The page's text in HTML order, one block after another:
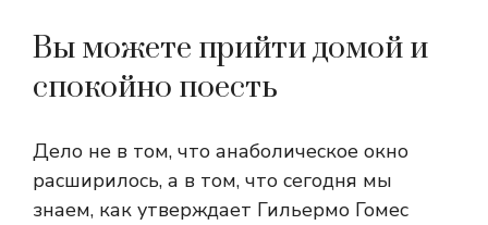
Вы можете прийти домой и
спокойно поесть
Дело не в том, что анаболическое окно
расширилось, а в том, что сегодня мы
знаем, как утверждает Гильермо Гомес